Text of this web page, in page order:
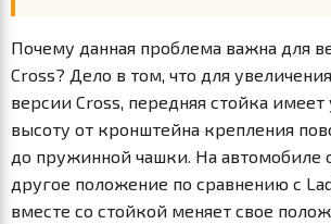
Почему данная проблема важна для
Cross? Дело в том, что для
версии Cross, передняя стойка
высоту от кронштейна крепления
до пружинной чашки. На автомобиле
другое положение по сравнению с
вместе со стойкой меняет свое